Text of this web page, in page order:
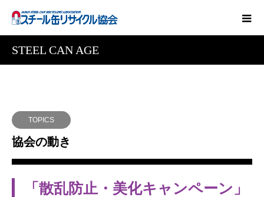
STEEL CAN AGE
TOPICS
協会の動き
「散乱防止・美化キャンペーン」